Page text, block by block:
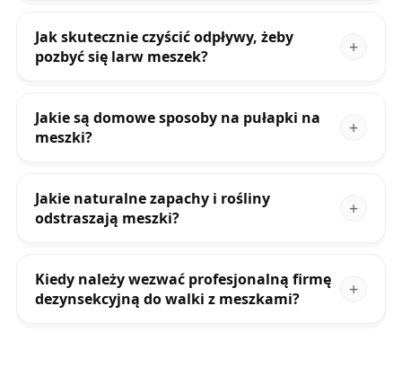
Jak skutecznie czyścić odpływy, żeby
pozbyć się larw meszek?
Jakie są domowe sposoby na pułapki na
meszki?
Jakie naturalne zapachy i rośliny
odstraszają meszki?
Kiedy należy wezwać profesjonalną firmę
dezynsekcyjną do walki z meszkami?